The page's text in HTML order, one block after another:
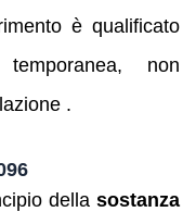
è qualificato
non
.
della sostanza